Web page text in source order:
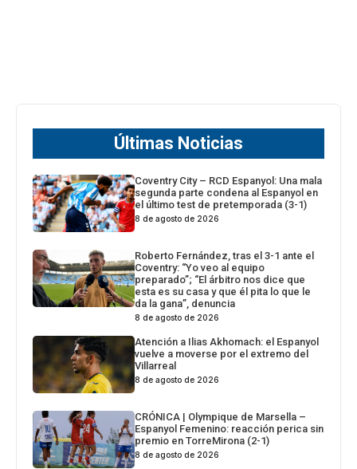
Últimas Noticias
Coventry City – RCD Espanyol: Una mala
segunda parte condena al Espanyol en
el último test de pretemporada (3-1)
8 de agosto de 2026
Roberto Fernández, tras el 3-1 ante el
Coventry: “Yo veo al equipo
preparado”; “El árbitro nos dice que
esta es su casa y que él pita lo que le
da la gana”, denuncia
8 de agosto de 2026
Atención a Ilias Akhomach: el Espanyol
vuelve a moverse por el extremo del
Villarreal
8 de agosto de 2026
CRÓNICA | Olympique de Marsella –
Espanyol Femenino: reacción perica sin
premio en TorreMirona (2-1)
8 de agosto de 2026